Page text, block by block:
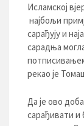
Исламској
најбољи
сарађују и
сарадња
рекао је
Да је ово
сарађивати